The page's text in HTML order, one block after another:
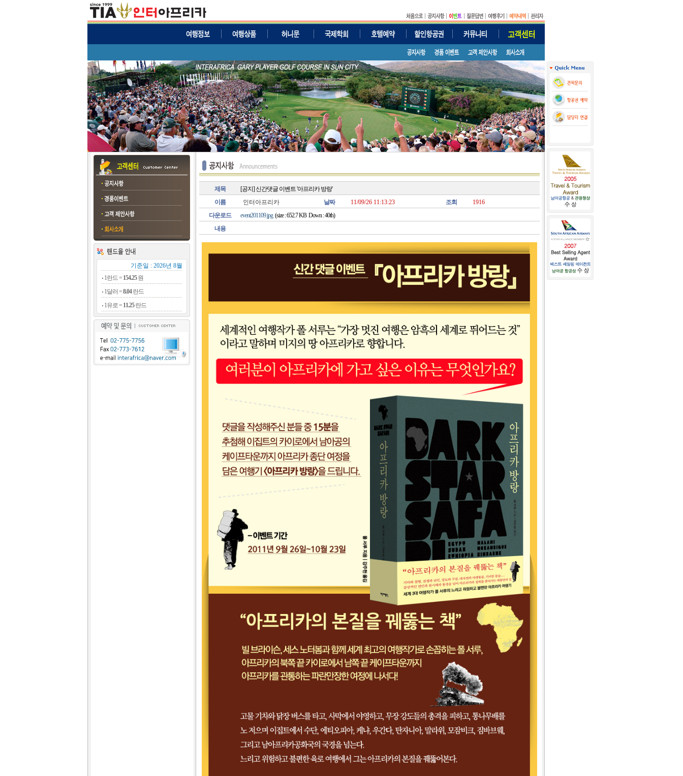
기준일 : 2026년 8월
1란드 = 154.25원
1달러 =8.04란드
1유로 = 11.25란드
제목
[공지] 신간댓글 이벤트 '아프리카 방랑'
이름
인터아프리카 날짜 11/09/26 11:13:23 조회
1916
다운로드
event201109.jpg(size : 652.7 KB Down : 40th)
내용